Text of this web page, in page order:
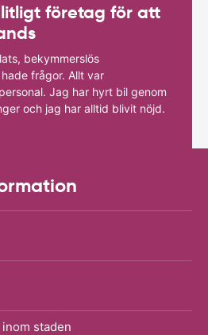
företag för att
bekymmerslös
frågor. Allt var
Jag har hyrt bil genom
och jag har alltid blivit nöjd.
staden